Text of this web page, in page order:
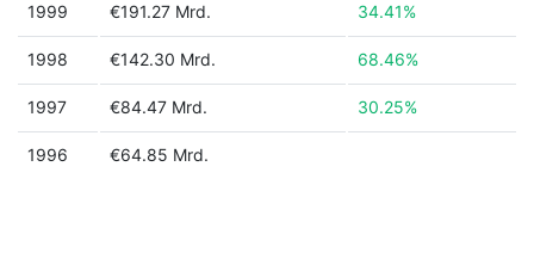
1999 €191.27 Mrd. 34.41%
1998 €142.30 Mrd. 68.46%
1997 €84.47 Mrd. 30.25%
1996 €64.85 Mrd.